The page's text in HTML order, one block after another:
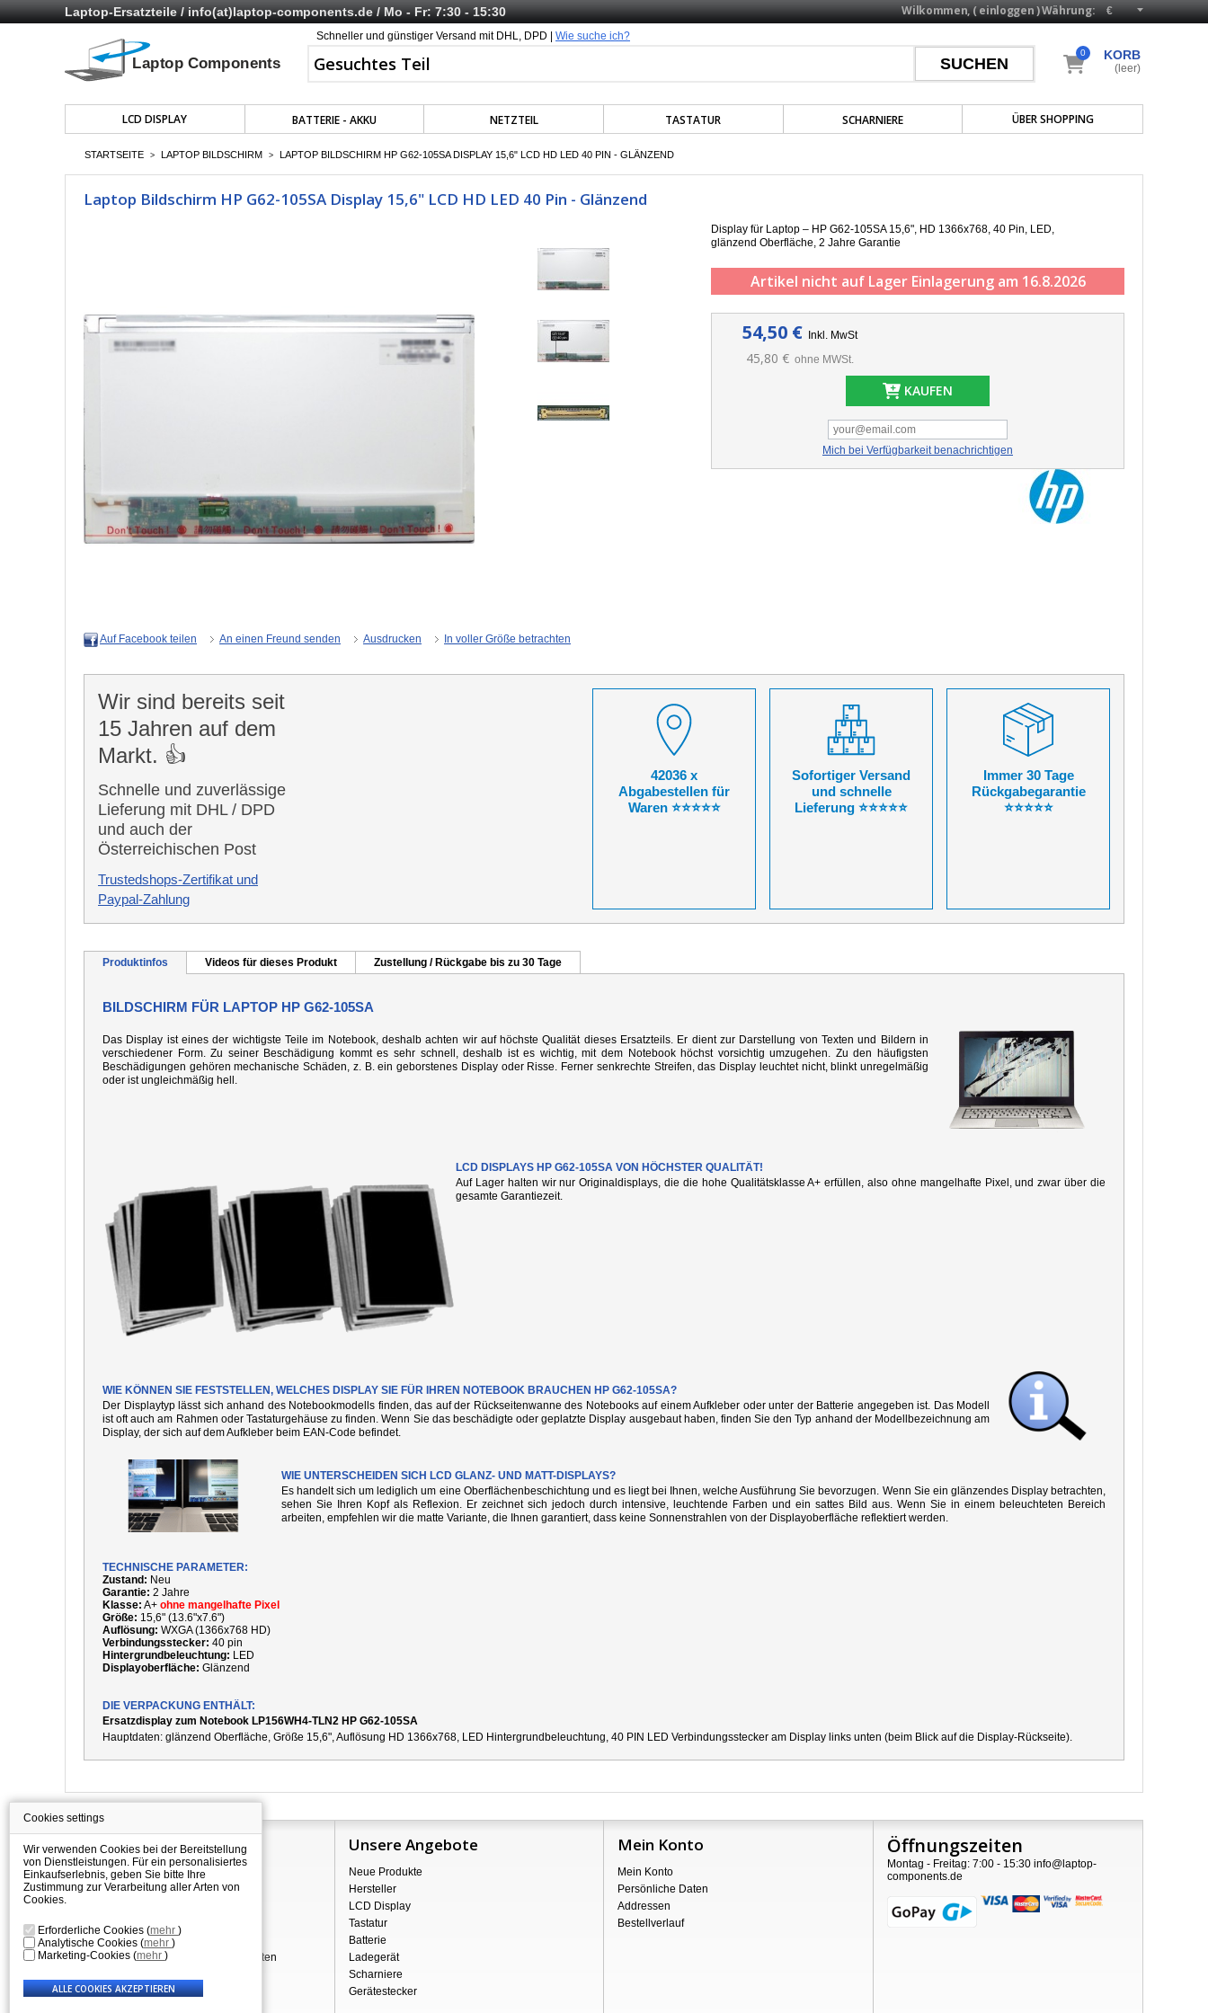
Laptop-Ersatzteile /info(at)laptop-components.de/ Mo - Fr: 7:30 - 15:30 Währung:
Wilkommen, (einloggen)
Schneller und günstiger Versand mit DHL, DPD | Wie suche ich?
LCD DISPLAY BATTERIE - AKKU NETZTEIL TASTATUR SCHARNIERE ÜBER SHOPPING
KORB
0
(leer)
STARTSEITE > LAPTOP BILDSCHIRM > LAPTOP BILDSCHIRM HP G62-105SA DISPLAY 15,6" LCD HD LED 40 PIN - GLÄNZEND
Laptop Bildschirm HP G62-105SA Display 15,6" LCD HD LED 40 Pin - Glänzend
Display für Laptop – HP G62-105SA 15,6", HD 1366x768, 40 Pin, LED,
g länzend Oberfläche, 2 Jahre Garantie
Artikel nicht auf Lager Einlagerung am 16.8.2026
54,50 € Inkl. MwSt
45,80 € ohne MWSt.
KAUFEN
Mich bei Verfügbarkeit benachrichtigen
Auf Facebook teilen An einen Freund senden Ausdrucken In voller Größe betrachten
Wir sind bereits seit
15 Jahren auf dem
Markt. 👍
Schnelle und zuverlässige
Lieferung mit DHL / DPD
und auch der
Österreichischen Post
Trustedshops-Zertifikat und
Paypal-Zahlung
42036 x
Abgabestellen für
Waren ⭐⭐⭐⭐⭐
Sofortiger Versand
und schnelle
Lieferung ⭐⭐⭐⭐⭐
Immer 30 Tage
Rückgabegarantie
⭐⭐⭐⭐⭐
Produktinfos Videos für dieses Produkt Zustellung / Rückgabe bis zu 30 Tage
BILDSCHIRM FÜR LAPTOP HP G62-105SA
Das Display ist eines der wichtigste Teile im Notebook, deshalb achten wir auf höchste Qualität dieses Ersatzteils. Er dient zur Darstellung von Texten und Bildern in
verschiedener Form. Zu seiner Beschädigung kommt es sehr schnell, deshalb ist es wichtig, mit dem Notebook höchst vorsichtig umzugehen. Zu den häufigsten
Beschädigungen gehören mechanische Schäden, z. B. ein geborstenes Display oder Risse. Ferner senkrechte Streifen, das Display leuchtet nicht, blinkt unregelmäßig
oder ist ungleichmäßig hell.
LCD DISPLAYS HP G62-105SA VON HÖCHSTER QUALITÄT!
Auf Lager halten wir nur Originaldisplays, die die hohe Qualitätsklasse A+ erfüllen, also ohne mangelhafte Pixel, und zwar über die
gesamte Garantiezeit.
WIE KÖNNEN SIE FESTSTELLEN, WELCHES DISPLAY SIE FÜR IHREN NOTEBOOK BRAUCHEN HP G62-105SA?
Der Displaytyp lässt sich anhand des Notebookmodells finden, das auf der Rückseitenwanne des Notebooks auf einem Aufkleber oder unter der Batterie angegeben ist. Das Modell
ist oft auch am Rahmen oder Tastaturgehäuse zu finden. Wenn Sie das beschädigte oder geplatzte Display ausgebaut haben, finden Sie den Typ anhand der Modellbezeichnung am
Display, der sich auf dem Aufkleber beim EAN-Code befindet.
WIE UNTERSCHEIDEN SICH LCD GLANZ- UND MATT-DISPLAYS?
Es handelt sich um lediglich um eine Oberflächenbeschichtung und es liegt bei Ihnen, welche Ausführung Sie bevorzugen. Wenn Sie ein glänzendes Display betrachten,
sehen Sie Ihren Kopf als Reflexion. Er zeichnet sich jedoch durch intensive, leuchtende Farben und ein sattes Bild aus. Wenn Sie in einem beleuchteten Bereich
arbeiten, empfehlen wir die matte Variante, die Ihnen garantiert, dass keine Sonnenstrahlen von der Displayoberfläche reflektiert werden.
TECHNISCHE PARAMETER:
Zustand: Neu
Garantie: 2 Jahre
Klasse: A+ ohne mangelhafte Pixel
Größe: 15,6" (13.6"x7.6")
Auflösung: WXGA (1366x768 HD)
Verbindungsstecker: 40 pin
Hintergrundbeleuchtung: LED
Displayoberfläche: Glänzend
DIE VERPACKUNG ENTHÄLT:
Ersatzdisplay zum Notebook LP156WH4-TLN2 HP G62-105SA
Hauptdaten: g länzend Oberfläche, Größe 15,6", Auflösung HD 1366x768, LED Hintergrundbeleuchtung, 40 PIN LED Verbindungsstecker am Display links unten (beim Blick auf die Display-Rückseite).
Information
Über Shopping
Versand
Reklamation & Widerrufsrecht
Geschäftsbedingungen
Verarbeitung personenbezogener Daten
Unsere Angebote
Neue Produkte
Hersteller
LCD Display
Tastatur
Batterie
Ladegerät
Scharniere
Gerätestecker
Mein Konto
Mein Konto
Persönliche Daten
Addressen
Bestellverlauf
Öffnungszeiten
Montag - Freitag: 7:00 - 15:30 info@laptop-
components.de
Cookies settings
Wir verwenden Cookies bei der Bereitstellung
von Dienstleistungen. Für ein personalisiertes
Einkaufserlebnis, geben Sie bitte Ihre
Zustimmung zur Verarbeitung aller Arten von
Cookies.
Erforderliche Cookies (mehr )
Analytische Cookies (mehr )
Marketing-Cookies (mehr )